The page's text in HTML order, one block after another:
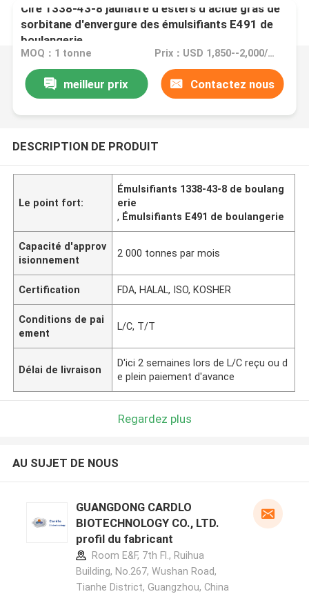
Cire 1338-43-8 jaunâtre d'esters d'acide gras de
sorbitane d'envergure des émulsifiants E491 de
boulangerie
MOQ：1 tonne Prix：USD 1,850--2,000/Ton FOB Port Guangzhou, China
meilleur prix Contactez nous
DESCRIPTION DE PRODUIT
Le point fort:
Émulsifiants 1338-43-8 de boulang
erie
, Émulsifiants E491 de boulangerie
Capacité d'approv
isionnement
2 000 tonnes par mois
Certification FDA, HALAL, ISO, KOSHER
Conditions de pai
ement
L/C, T/T
Délai de livraison
D'ici 2 semaines lors de L/C reçu ou d
e plein paiement d'avance
Regardez plus
AU SUJET DE NOUS
GUANGDONG CARDLO
BIOTECHNOLOGY CO., LTD.
profil du fabricant
Room E&F, 7th Fl., Ruihua
Building, No.267, Wushan Road,
Tianhe District, Guangzhou, China